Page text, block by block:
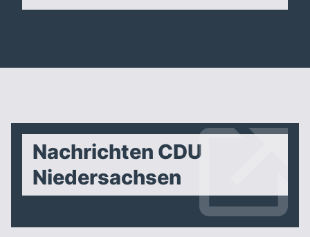
Nachrichten CDU
Niedersachsen